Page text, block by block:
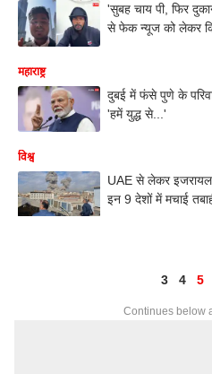
'सुबह चाय पी, फिर
से फेक न्यूज को लेकर
महाराष्ट्र
दुबई में फंसे पुणे के
'हमें युद्ध से...'
विश्व
UAE से लेकर इजरायल
इन 9 देशों में मचाई
3 4 5
Continues below